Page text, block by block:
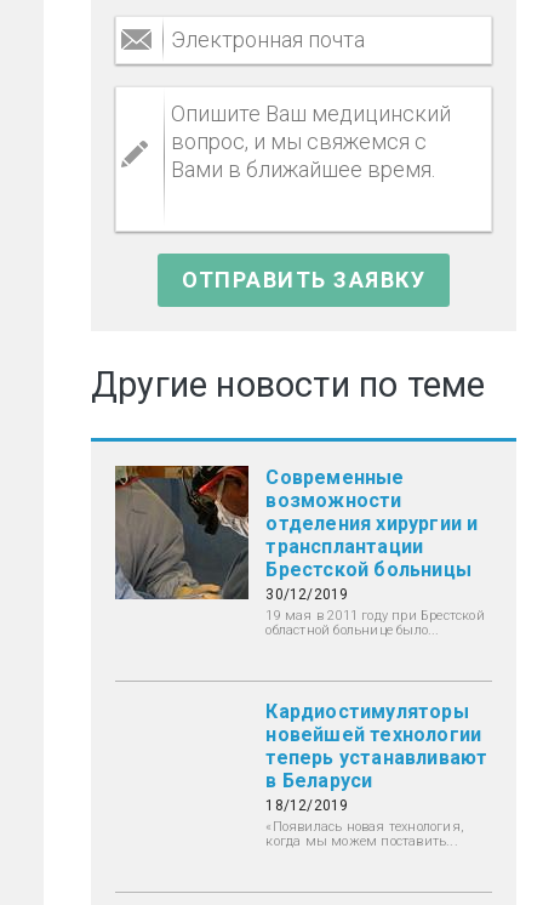
Другие новости по теме
Современные
возможности
отделения хирургии и
трансплантации
Брестской больницы
30/12/2019
19 мая в 2011 году при Брестской
областной больнице было...
Кардиостимуляторы
новейшей технологии
теперь устанавливают
в Беларуси
18/12/2019
«Появилась новая технология,
когда мы можем поставить...